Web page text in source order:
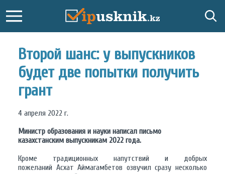
Второй шанс: у выпускников
будет две попытки получить
грант
4 апреля 2022 г.
Министр образования и науки написал письмо
казахстанским выпускникам 2022 года.
Кроме традиционных напутствий и добрых
пожеланий Асхат Аймагамбетов озвучил сразу несколько